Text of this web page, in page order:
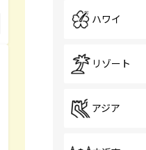
ハワイ
リゾート
アジア